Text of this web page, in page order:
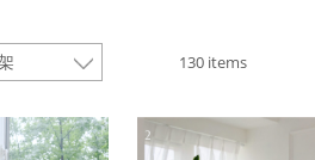
130 items